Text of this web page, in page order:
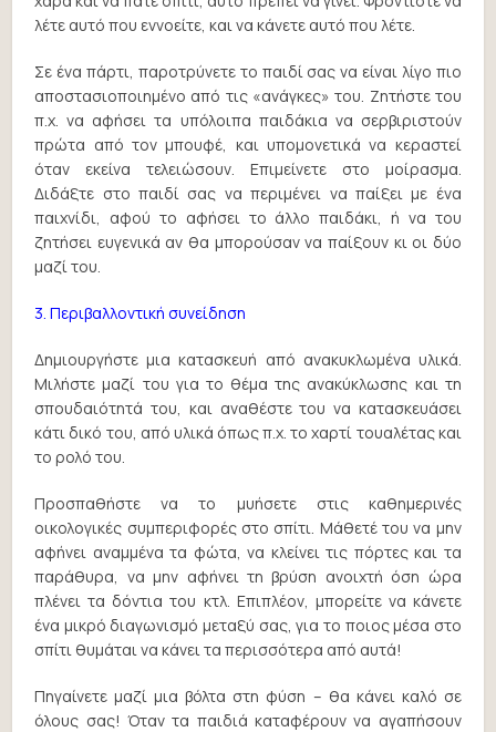
λέτε αυτό που εννοείτε, και να κάνετε αυτό που λέτε.
Σε ένα πάρτι, παροτρύνετε το παιδί σας να είναι λίγο πιο
αποστασιοποιημένο από τις «ανάγκες» του. Ζητήστε του
π.χ. να αφήσει τα υπόλοιπα παιδάκια να σερβιριστούν
πρώτα από τον μπουφέ, και υπομονετικά να κεραστεί
όταν εκείνα τελειώσουν. Επιμείνετε στο μοίρασμα.
Διδάξτε στο παιδί σας να περιμένει να παίξει με ένα
παιχνίδι, αφού το αφήσει το άλλο παιδάκι, ή να του
ζητήσει ευγενικά αν θα μπορούσαν να παίξουν κι οι δύο
μαζί του.
3. Περιβαλλοντική συνείδηση
Δημιουργήστε μια κατασκευή από ανακυκλωμένα υλικά.
Μιλήστε μαζί του για το θέμα της ανακύκλωσης και τη
σπουδαιότητά του, και αναθέστε του να κατασκευάσει
κάτι δικό του, από υλικά όπως π.χ. το χαρτί τουαλέτας και
το ρολό του.
Προσπαθήστε να το μυήσετε στις καθημερινές
οικολογικές συμπεριφορές στο σπίτι. Μάθετέ του να μην
αφήνει αναμμένα τα φώτα, να κλείνει τις πόρτες και τα
παράθυρα, να μην αφήνει τη βρύση ανοιχτή όση ώρα
πλένει τα δόντια του κτλ. Επιπλέον, μπορείτε να κάνετε
ένα μικρό διαγωνισμό μεταξύ σας, για το ποιος μέσα στο
σπίτι θυμάται να κάνει τα περισσότερα από αυτά!
Πηγαίνετε μαζί μια βόλτα στη φύση – θα κάνει καλό σε
όλους σας! Όταν τα παιδιά καταφέρουν να αγαπήσουν